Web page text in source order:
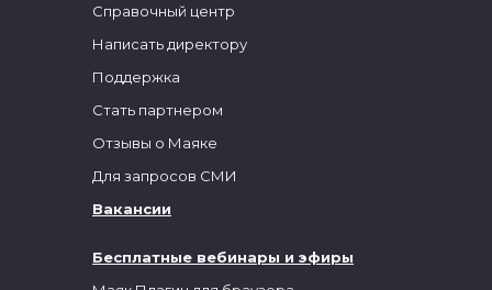
Бесплатные вебинары и эфиры
Справочный центр
Написать директору
Поддержка
Стать партнером
Отзывы о Маяке
Для запросов СМИ
Вакансии